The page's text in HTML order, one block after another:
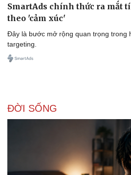
SmartAds chính thức ra mắt
theo 'cảm xúc'
Đây là bước mở rộng quan trọng trong
targeting.
ĐỜI SỐNG